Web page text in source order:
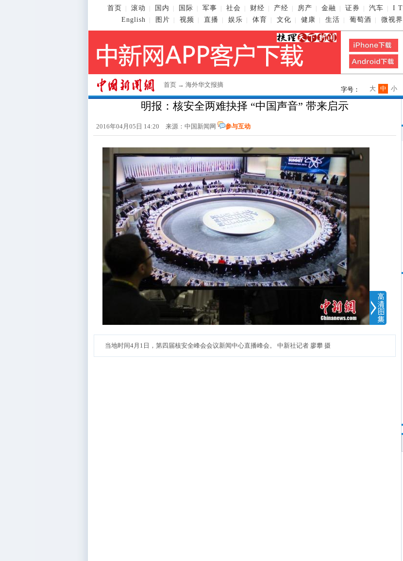
首页 滚动 国内 国际 军事 社会 财经 产经 房产 金融 证券 汽车 I T
English
图片 视频 直播 娱乐 体育 文化 健康 生活 葡萄酒 微视界
首页 → 海外华文报摘
字号： 小
中
大
明报：核安全两难抉择 “中国声音” 带来启示
2016年04月05日 14:20 来源： 中国新闻网 参与互动
当地时间4月1日，第四届核安全峰会会议新闻中心直播峰会。 中新社记者 廖攀 摄